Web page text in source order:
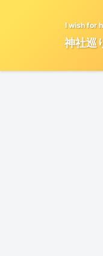
I wish for
神社巡